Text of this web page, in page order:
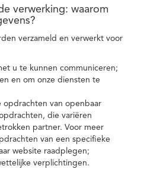
verwerking: waarom
verzameld en verwerkt voor
u te kunnen communiceren;
en om onze diensten te
opdrachten van openbaar
die variëren
partner. Voor meer
van een specifieke
website raadplegen;
verplichtingen.